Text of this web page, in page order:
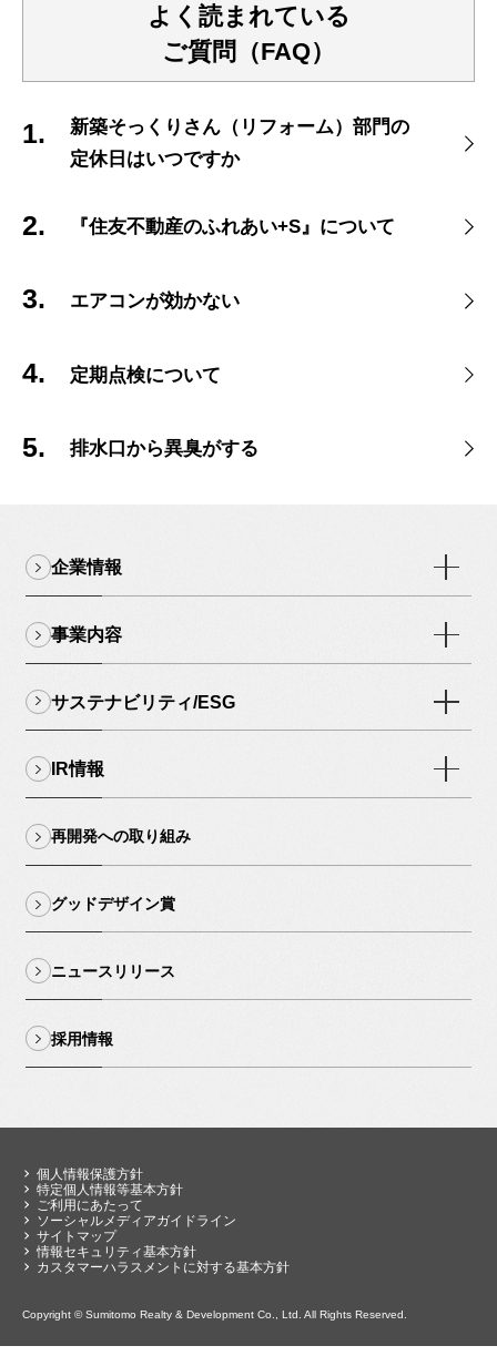
よく読まれている
ご質問（FAQ）
新築そっくりさん（リフォーム）部門の
定休日はいつですか
『住友不動産のふれあい+S』について
エアコンが効かない
定期点検について
排水口から異臭がする
企業情報
事業内容
サステナビリティ/ESG
IR情報
再開発への取り組み
グッドデザイン賞
ニュースリリース
採用情報
個人情報保護方針
特定個人情報等基本方針
ご利用にあたって
ソーシャルメディアガイドライン
サイトマップ
情報セキュリティ基本方針
カスタマーハラスメントに対する基本方針
Copyright © Sumitomo Realty & Development Co., Ltd. All Rights Reserved.